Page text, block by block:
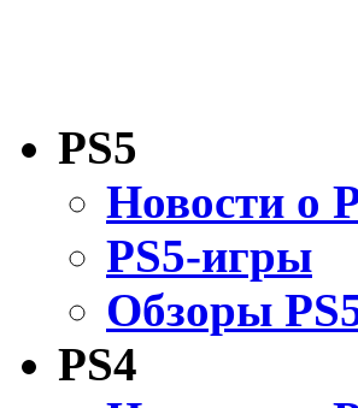
PS5
Новости о
PS5-игры
Обзоры
PS4